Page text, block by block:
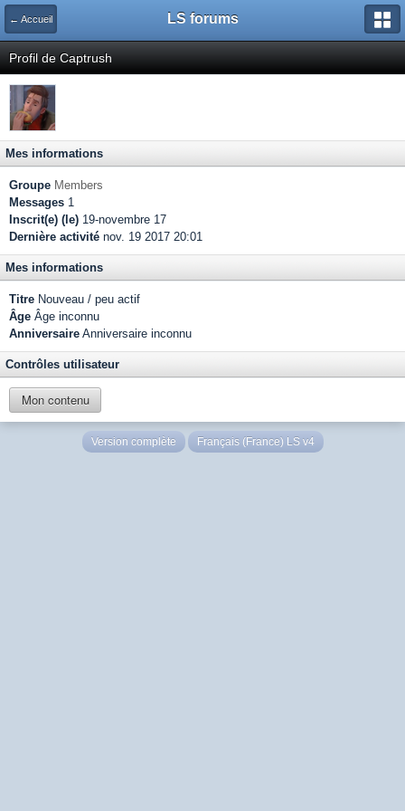
← Accueil LS forums
Profil de Captrush
Mes informations
Groupe Members
Messages 1
Inscrit(e) (le) 19-novembre 17
Dernière activité nov. 19 2017 20:01
Mes informations
Titre Nouveau / peu actif
Âge Âge inconnu
Anniversaire Anniversaire inconnu
Contrôles utilisateur
Mon contenu
Version complète Français (France) LS v4